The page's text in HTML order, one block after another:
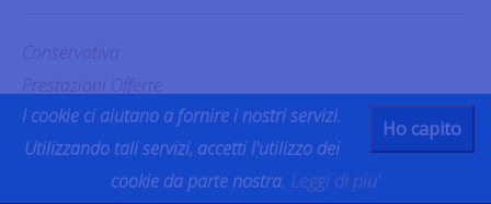
Conservativa
Prestazioni Offerte
Prestazioni Offerte Ho capito
I cookie ci aiutano a fornire i nostri servizi.
Utilizzando tali servizi, accetti l'utilizzo dei
cookie da parte nostra. Leggi di piu'